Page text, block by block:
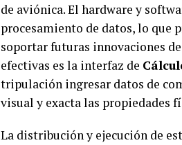
de aviónica. El hardware y
procesamiento de datos, lo que
soportar futuras innovaciones
efectivas es la interfaz de
tripulación ingresar datos de
visual y exacta las propiedades
La distribución y ejecución de